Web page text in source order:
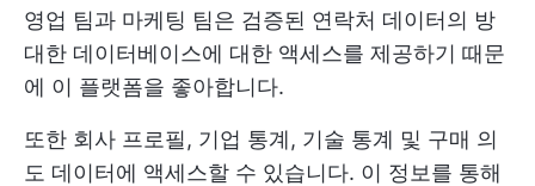
영업 팀과 마케팅 팀은 검증된 연락처 데이터의 방
대한 데이터베이스에 대한 액세스를 제공하기 때문
에 이 플랫폼을 좋아합니다.
또한 회사 프로필, 기업 통계, 기술 통계 및 구매 의
도 데이터에 액세스할 수 있습니다. 이 정보를 통해